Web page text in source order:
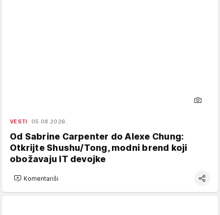
VESTI 05.08.2026.
Od Sabrine Carpenter do Alexe Chung:
Otkrijte Shushu/Tong, modni brend koji
obožavaju IT devojke
Komentariši